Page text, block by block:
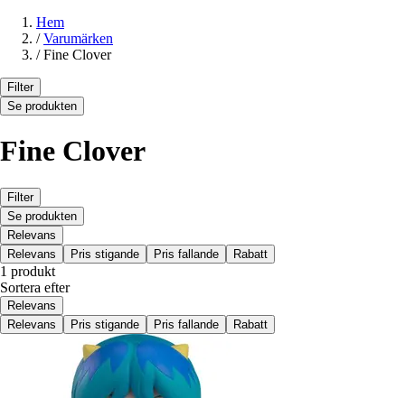
Hem
/ Varumärken
/ Fine Clover
Filter
Se produkten
Fine Clover
Filter
Se produkten
Relevans
Relevans
Pris stigande Pris fallande Rabatt
1 produkt
Sortera efter
Relevans
Relevans
Pris stigande Pris fallande Rabatt